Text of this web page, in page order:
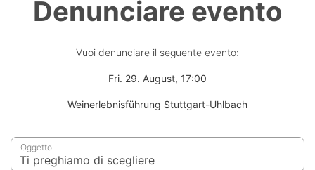
Denunciare evento
Vuoi denunciare il seguente evento:
Fri. 29. August, 17:00
Weinerlebnisführung Stuttgart-Uhlbach
Oggetto